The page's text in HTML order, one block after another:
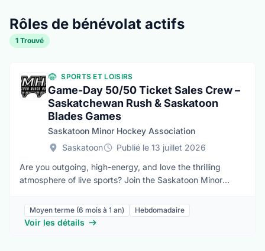
Rôles de bénévolat actifs
1 Trouvé
SPORTS ET LOISIRS
Game-Day 50/50 Ticket Sales Crew –
Saskatchewan Rush & Saskatoon
Blades Games
Saskatoon Minor Hockey Association
Saskatoon
Publié le 13 juillet 2026
Are you outgoing, high-energy, and love the thrilling
atmosphere of live sports? Join the Saskatoon Minor
SaskTel Centre! We are looking for motivated 50/50 ticket
sellers for upcoming Saskatoon Blades (WHL) and
Moyen terme (6 mois à 1 an) Hebdomadaire
Voir les détails